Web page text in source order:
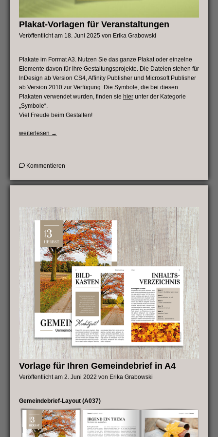
Plakat-Vorlagen für Veranstaltungen
Veröffentlicht am 18. Juni 2025 von Erika Grabowski
Plakate im Format A3. Nutzen Sie das ganze Plakat oder einzelne
Elemente davon für Ihre Gestaltungsprojekte. Die Dateien stehen für
InDesign ab Version CS4, Affinity Publisher und Microsoft Publisher
ab Version 2010 zur Verfügung. Die Symbole, die bei diesen
Plakaten verwendet wurden, finden sie hierunter der Kategorie
„Symbole“.
Viel Freude beim Gestalten!
weiterlesen „Plakat-
→
Kommentierenon
Vorlagen
Vorlage für Ihren Gemeindebrief in A4
Veröffentlicht am 2. Juni 2022 von Erika Grabowski
Gemeindebrief-Layout (A037)